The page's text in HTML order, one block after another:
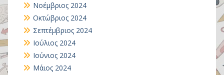
Νοέμβριος 2024
Οκτώβριος 2024
Σεπτέμβριος 2024
Ιούλιος 2024
Ιούνιος 2024
Μάιος 2024